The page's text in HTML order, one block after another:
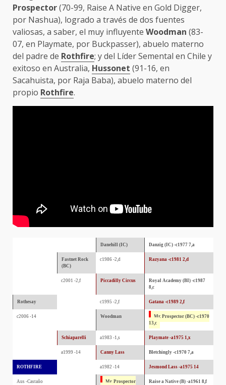
Prospector(70-99, Raise A Native en Gold Digger,
por Nashua), logrado a través de dos fuentes
valiosas, a saber, el muy influyente Woodman (83-
07, en Playmate, por Buckpasser), abuelo materno
del padre de Rothfire; y del Líder Semental en Chile y
exitoso en Australia, Hussonet (91-16, en
Sacahuista, por Raja Baba), abuelo materno del
propio Rothfire.
Danehill (IC) Danzig (IC) -c1977 7,a
Fastnet Rock
(BC)
c1986 -2,d Razyana -c1981 2,d
c2001 -2,f Piccadilly Circus
Royal Academy (BI) -c1987
8,c
Rothesay c1995 -2,f Gatana -c1989 2,f
c2006 -14 Woodman
Mr. Prospector (BC) -c1970
13,c
Schiaparelli a1983 -1,s Playmate -a1975 1,x
a1999 -14 Canny Lass Bletchingly -c1970 7,a
ROTHFIRE a1982 -14 Jesmond Lass -a1975 14
Aus -Castaño
Mr. Prospector
Raise a Native (B) -a1961 8,f